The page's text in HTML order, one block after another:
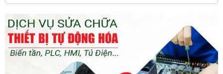
Các dòng sản phẩm phổ biến:
MICRO SWITCH™
HDLS Series (bao gồm cả phiên bản vỏ kim loại và vỏ
thép không gỉ), SZL-WL-A Series.
3. Công tắc hành trình thu nhỏ/compact